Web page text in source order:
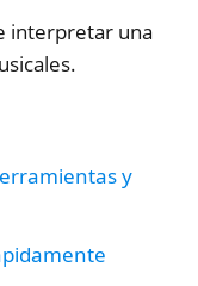
interpretar una
y